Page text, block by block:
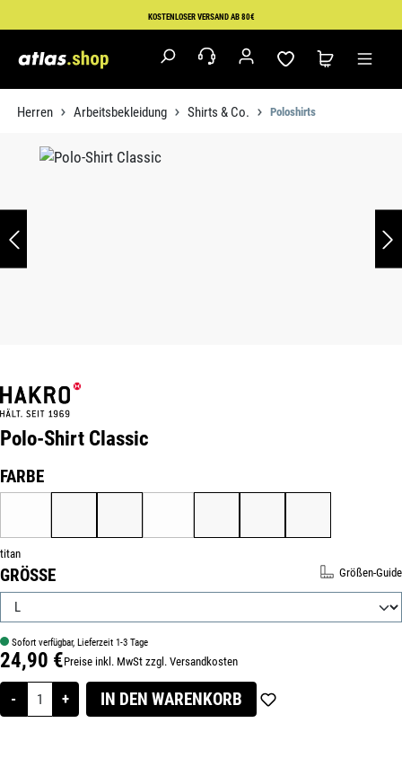
Zum Hauptinhalt springenKOSTENLOSER VERSAND AB 80€
Herren Arbeitsbekleidung Shirts & Co. Poloshirts
Bildergalerie überspringen
Polo-Shirt Classic
FARBEAUSWÄHLEN
titan
GRÖSSE
AUSWÄHLEN Größen-Guide
Sofort verfügbar, Lieferzeit 1-3 Tage
Regulärer Preis:
24,90 €Preise inkl. MwSt zzgl. Versandkosten
- + IN DEN WARENKORB
Produktnummer: